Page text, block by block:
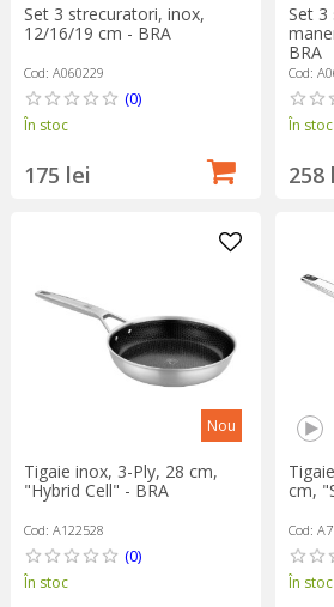
Set 3 strecuratori, inox,
12/16/19 cm - BRA
Cod: A060229
(0)
În stoc
175 lei
Set
BRA
Cod:
În stoc
258
Nou
Tigaie inox, 3-Ply, 28 cm,
"Hybrid Cell" - BRA
Cod: A122528
(0)
În stoc
cm,
Cod:
În stoc